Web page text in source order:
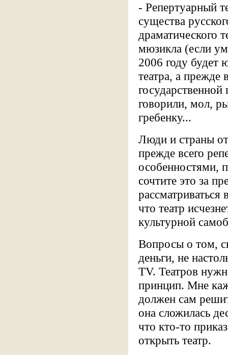
- Репертуарный
существа
драматического
мюзикла (если
2006 году будет
театра, а прежде
говорили, мол,
гребенку...
Люди и страны
прежде всего
особенностями,
сочтите это за
рассматриваться
что театр
культурной
Вопросы о том,
деньги, не
ТV. Театров
принцип. Мне
должен сам
она сложилась
что кто-то
открыть театр.